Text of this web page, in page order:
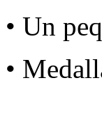
• Un
•